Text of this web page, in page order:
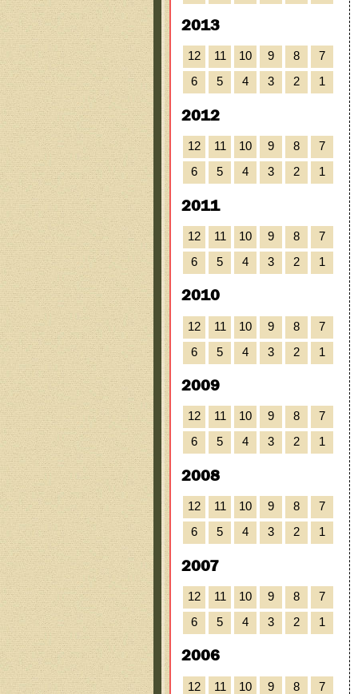
2013
12 11 10 9 8
7
6
5 4 3 2 1
2012
12 11 10 9 8
7
6
5 4 3 2 1
2011
12 11 10 9 8
7
6
5 4 3 2 1
2010
12 11 10 9 8
7
6
5 4 3 2 1
2009
12 11 10 9 8
7
6
5 4 3 2 1
2008
12 11 10 9 8
7
6
5 4 3 2 1
2007
12 11 10 9 8
7
6
5 4 3 2 1
2006
12 11 10 9 8
7